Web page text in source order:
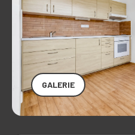
GALERIE